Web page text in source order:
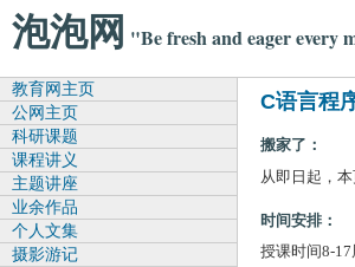
泡泡网 "Be fresh and eager every
C语言程
搬家了：
从即日起，
时间安排：
授课时间8-17
教育网主页
公网主页
科研课题
课程讲义
主题讲座
业余作品
个人文集
摄影游记